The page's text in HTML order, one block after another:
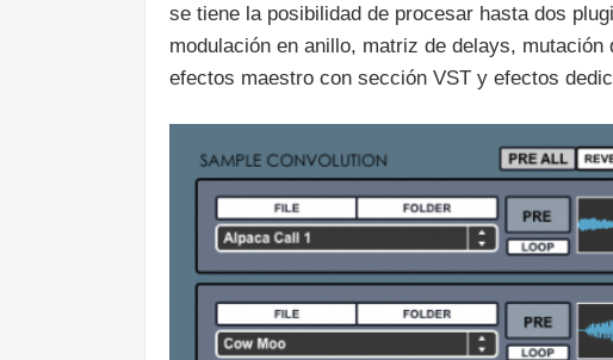
se tiene la posibilidad de procesar hasta dos
modulación en anillo, matriz de delays,
efectos maestro con sección VST y efectos